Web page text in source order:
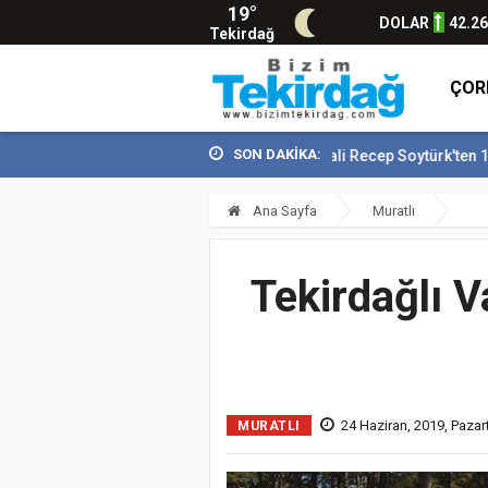
19°
Tekirdağ
DOLAR
SON DAKİKA:
Vali Recep Soytürk'ten 15
Ana Sayfa Muratlı
Tekirdağlı
MURATLI 24 Haziran, 2019,